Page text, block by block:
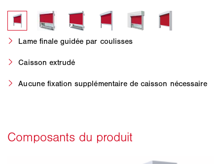
Lame finale guidée par coulisses
Caisson extrudé
Aucune fixation supplémentaire de caisson nécessaire